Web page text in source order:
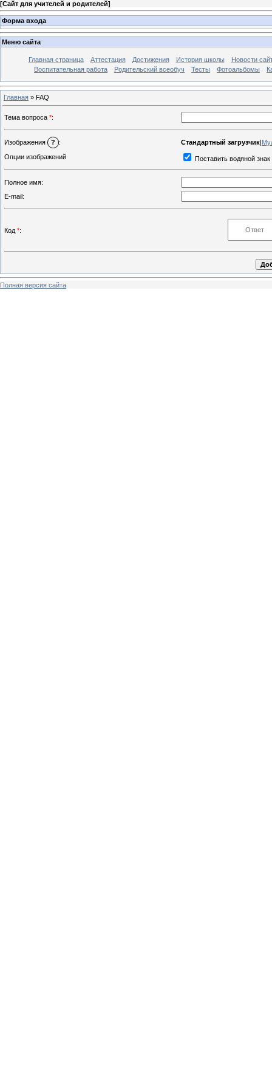
[Сайт для учителей и родителей]
Форма входа
Меню сайта
Главная страница Аттестация Достижения История школы
Новости
Воспитательная работа
Родительский всеобуч Тесты Фотоальбомы
Главная » FAQ
Тема вопроса *:
Изображения ? : Стандартный загрузчик|
Опции изображений
Поставить водяной
Полное имя:
E-mail:
Код *:
Полная версия сайта